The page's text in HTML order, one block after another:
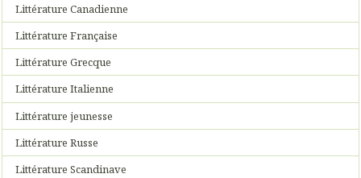
Littérature Canadienne
Littérature Française
Littérature Grecque
Littérature Italienne
Littérature jeunesse
Littérature Russe
Littérature Scandinave